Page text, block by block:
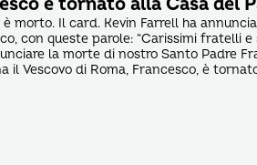
è morto. Il card. Kevin Farrell ha
con queste parole: “Carissimi fratelli
la morte di nostro Santo Padre
il Vescovo di Roma, Francesco, è